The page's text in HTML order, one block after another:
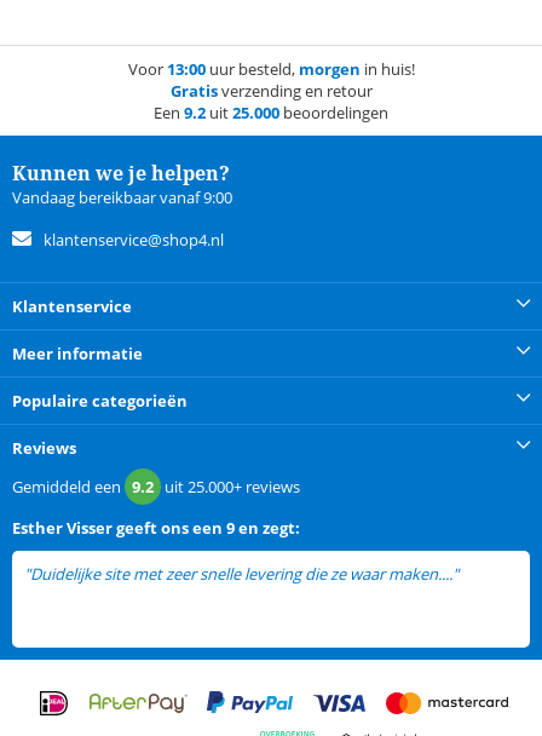
Voor 13:00uur besteld, morgen in huis!
Gratisverzending en retour
Een 9.2 uit25.000 beoordelingen
Kunnen we je helpen?
Vandaag bereikbaar vanaf 9:00
klantenservice@shop4.nl
Klantenservice
Meer informatie
Populaire categorieën
Reviews
Gemiddeld een 9.2 uit25.000+ reviews
Esther Vissergeeft ons een 9 en zegt:
"Duidelijke site met zeer snelle levering die ze waar maken...."